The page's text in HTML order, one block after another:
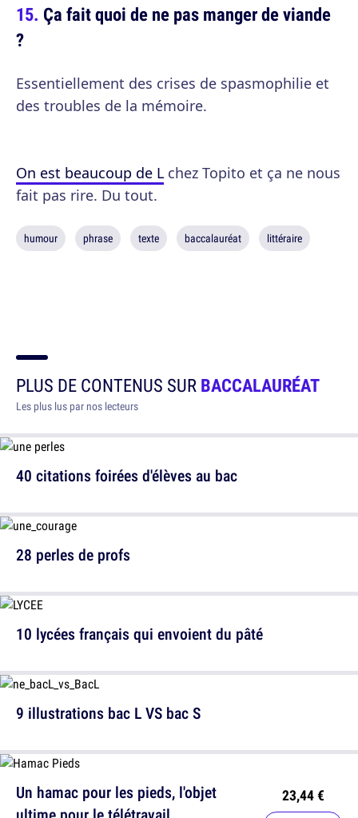
Ça fait quoi de ne pas manger de viande
?
Essentiellement des crises de spasmophilie et
des troubles de la mémoire.
On est beaucoup de L chez Topito et ça ne nous
fait pas rire. Du tout.
humour phrase texte baccalauréat littéraire
PLUS DE CONTENUS SURBACCALAURÉAT
Les plus lus par nos lecteurs
40 citations foirées d'élèves au bac
10 lycées français qui envoient du pâté
Un hamac pour les pieds, l'objet
23,44 €
28 perles de profs
9 illustrations bac L VS bac S